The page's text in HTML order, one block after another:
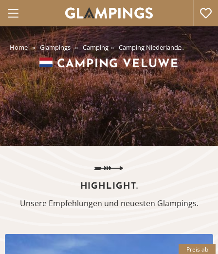
Home Glampings Camping Camping Niederlande
CAMPING VELUWE
HIGHLIGHT.
Unsere Empfehlungen und neuesten Glampings.
Preis ab